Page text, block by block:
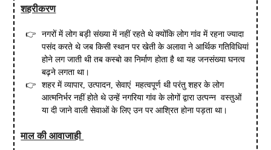
शहरीकरण
नगरों में लोग बड़ी संख्या में नहीं रहते थे क्योंकि लोग गांव में रहना ज्यादा
पसंद करते थे जब किसी स्थान पर खेती के अलावा ने आर्थिक गतिविधियां
होने लग जाती थी तब कस्बो का निर्माण होता है था यह जनसंख्या घनत्व
बढ़ने लगता था।
शहर में व्यापार, उत्पादन, सेवाएं महत्वपूर्ण थी परंतु शहर के लोग
आत्मनिर्भर नहीं होते थे उन्हें नगरिया गांव के लोगों द्वारा उत्पन्न वस्तुओं
या दी जाने वाली सेवाओं के लिए उन पर आश्रित होना पड़ता था।
माल की आवाजाही